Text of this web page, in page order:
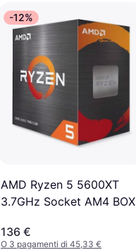
-12%
AMD Ryzen 5 5600XT
3.7GHz Socket AM4 BOX
136 €
O 3 pagamenti di 45,33 €